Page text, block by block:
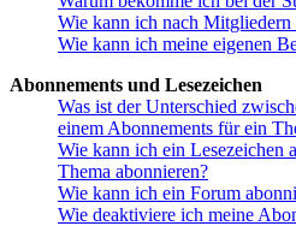
Wie kann ich nach Mitgliedern
Wie kann ich meine eigenen
Abonnements und Lesezeichen
Was ist der Unterschied
einem Abonnements für ein
Wie kann ich ein Lesezeichen
Thema abonnieren?
Wie kann ich ein Forum
Wie deaktiviere ich meine